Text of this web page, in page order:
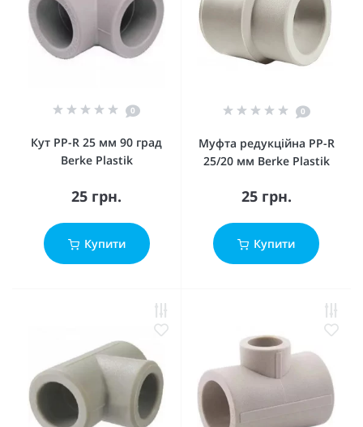
0
Кут PP-R 25 мм 90 град
Berke Plastik
25 грн.
Купити
0
Муфта редукційна PP-R
25/20 мм Berke Plastik
25 грн.
Купити